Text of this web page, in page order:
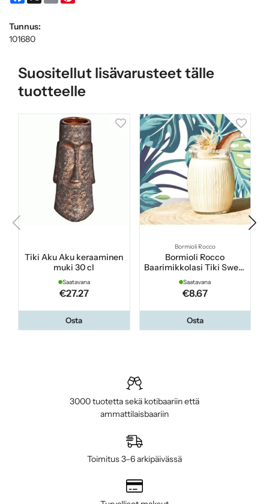
Tunnus:
101680
Suositellut lisävarusteet tälle
tuotteelle
Tiki Aku Aku keraaminen
muki 30 cl
Saatavana
€27.27
Osta
Bormioli Rocco
Bormioli Rocco
Baarimikkolasi Tiki Sweet
coconut 44 cl
Saatavana
€8.67
Osta
3000 tuotetta sekä kotibaariin että
ammattilaisbaariin
Toimitus 3–6 arkipäivässä